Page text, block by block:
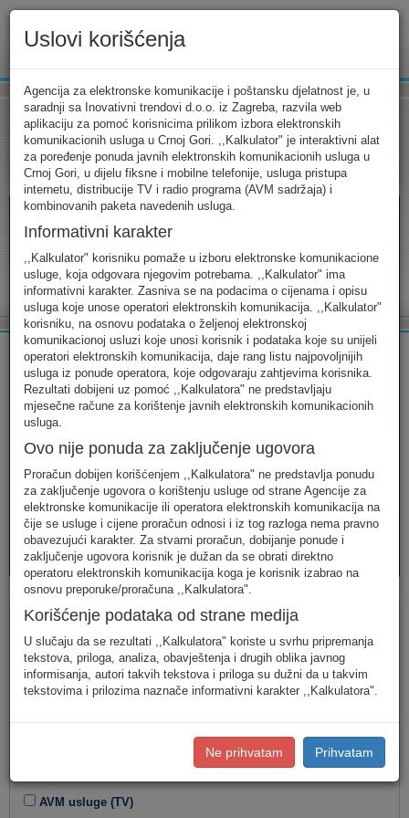
Tarifni kalkulator Uslovi korišćenja Kontakt
Tarifni kalkulator
Odaberite usluge koje koristite, popunite sva potrebna polja i
izaberite za sebe ono najbolje...
FIKSNA MOBILNA INTERNET
AVM
usluge
PAKETI
usluga
Paketi
Tip korisnika
Kombinacija usluga
AVM usluge (TV)
Uslovi korišćenja
Agencija za elektronske komunikacije i poštansku djelatnost je, u
saradnji sa Inovativni trendovi d.o.o. iz Zagreba, razvila web
aplikaciju za pomoć korisnicima prilikom izbora elektronskih
komunikacionih usluga u Crnoj Gori. ,,Kalkulator" je interaktivni alat
za poređenje ponuda javnih elektronskih komunikacionih usluga u
Crnoj Gori, u dijelu fiksne i mobilne telefonije, usluga pristupa
internetu, distribucije TV i radio programa (AVM sadržaja) i
kombinovanih paketa navedenih usluga.
Informativni karakter
,,Kalkulator" korisniku pomaže u izboru elektronske komunikacione
usluge, koja odgovara njegovim potrebama. ,,Kalkulator" ima
informativni karakter. Zasniva se na podacima o cijenama i opisu
usluga koje unose operatori elektronskih komunikacija. ,,Kalkulator"
korisniku, na osnovu podataka o željenoj elektronskoj
komunikacionoj usluzi koje unosi korisnik i podataka koje su unijeli
operatori elektronskih komunikacija, daje rang listu najpovoljnijih
usluga iz ponude operatora, koje odgovaraju zahtjevima korisnika.
Rezultati dobijeni uz pomoć ,,Kalkulatora" ne predstavljaju
mjesečne račune za korištenje javnih elektronskih komunikacionih
usluga.
Ovo nije ponuda za zaključenje ugovora
Proračun dobijen korišćenjem ,,Kalkulatora" ne predstavlja ponudu
za zaključenje ugovora o korištenju usluge od strane Agencije za
elektronske komunikacije ili operatora elektronskih komunikacija na
čije se usluge i cijene proračun odnosi i iz tog razloga nema pravno
obavezujući karakter. Za stvarni proračun, dobijanje ponude i
zaključenje ugovora korisnik je dužan da se obrati direktno
operatoru elektronskih komunikacija koga je korisnik izabrao na
osnovu preporuke/proračuna ,,Kalkulatora".
Korišćenje podataka od strane medija
U slučaju da se rezultati ,,Kalkulatora" koriste u svrhu pripremanja
tekstova, priloga, analiza, obavještenja i drugih oblika javnog
informisanja, autori takvih tekstova i priloga su dužni da u takvim
tekstovima i prilozima naznače informativni karakter ,,Kalkulatora".
Ne prihvatam Prihvatam